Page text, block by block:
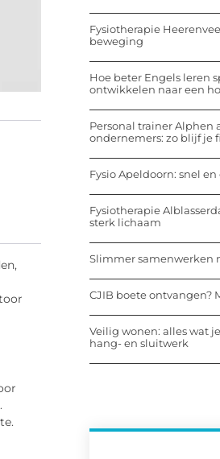
Fysiotherapie
beweging
Hoe beter Engels leren
ontwikkelen naar een
Personal trainer Alphen
ondernemers: zo blijf je
Fysio Apeldoorn: snel
Fysiotherapie
sterk lichaam
Slimmer samenwerken
CJIB boete ontvangen?
Veilig wonen: alles wat
hang- en sluitwerk